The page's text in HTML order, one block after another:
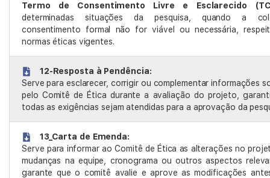
Termo de Consentimento Livre e Esclarecido
determinadas situações da pesquisa, quando a
consentimento formal não for viável ou necessária,
normas éticas vigentes.
12-Resposta à Pendência:
Serve para esclarecer, corrigir ou complementar informações
pelo Comitê de Ética durante a avaliação do projeto,
todas as exigências sejam atendidas para a aprovação da
13_Carta de Emenda:
Serve para informar ao Comitê de Ética as alterações no
mudanças na equipe, cronograma ou outros aspectos
garante que o comitê avalie e aprove as modificações